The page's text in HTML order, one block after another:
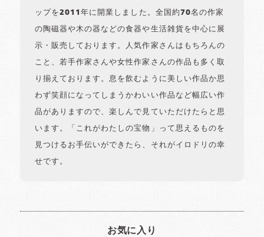
ップを2011年に開業しました。全国約70名の作家
の陶磁器や木の器などの食器や生活雑貨を中心に展
示・販売しております。人気作家さんはもちろんの
こと、若手作家さんや女性作家さんの作品も多く取
り揃えております。息を飲むように美しい作品か思
わず笑顔になってしまうかわいい作品など幅広い作
品がありますので、楽しんで見ていただけたらと思
います。「これがわたしの宝物」って思えるものを
見つけるお手伝いができたら、それがイロドリの幸
せです。
お気に入り